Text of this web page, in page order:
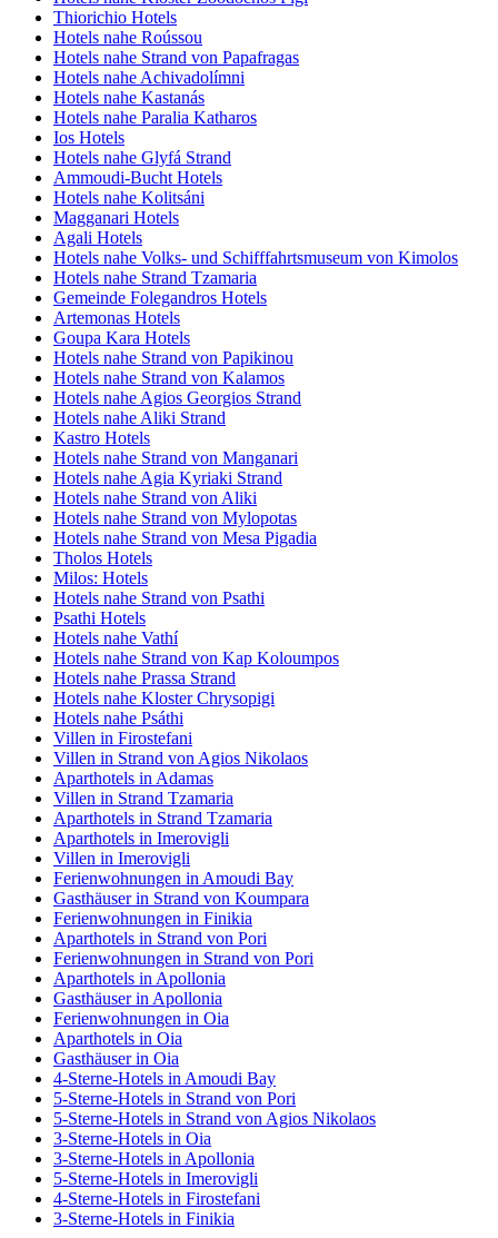
Thiorichio Hotels
Hotels nahe Roússou
Hotels nahe Strand von Papafragas
Hotels nahe Achivadolímni
Hotels nahe Kastanás
Hotels nahe Paralia Katharos
Ios Hotels
Hotels nahe Glyfá Strand
Ammoudi-Bucht Hotels
Hotels nahe Kolitsáni
Magganari Hotels
Agali Hotels
Hotels nahe Volks- und Schifffahrtsmuseum von Kimolos
Hotels nahe Strand Tzamaria
Gemeinde Folegandros Hotels
Artemonas Hotels
Goupa Kara Hotels
Hotels nahe Strand von Papikinou
Hotels nahe Strand von Kalamos
Hotels nahe Agios Georgios Strand
Hotels nahe Aliki Strand
Kastro Hotels
Hotels nahe Strand von Manganari
Hotels nahe Agia Kyriaki Strand
Hotels nahe Strand von Aliki
Hotels nahe Strand von Mylopotas
Hotels nahe Strand von Mesa Pigadia
Tholos Hotels
Milos: Hotels
Hotels nahe Strand von Psathi
Psathi Hotels
Hotels nahe Vathí
Hotels nahe Strand von Kap Koloumpos
Hotels nahe Prassa Strand
Hotels nahe Kloster Chrysopigi
Hotels nahe Psáthi
Villen in Firostefani
Villen in Strand von Agios Nikolaos
Aparthotels in Adamas
Villen in Strand Tzamaria
Aparthotels in Strand Tzamaria
Aparthotels in Imerovigli
Villen in Imerovigli
Ferienwohnungen in Amoudi Bay
Gasthäuser in Strand von Koumpara
Ferienwohnungen in Finikia
Aparthotels in Strand von Pori
Ferienwohnungen in Strand von Pori
Aparthotels in Apollonia
Gasthäuser in Apollonia
Ferienwohnungen in Oia
Aparthotels in Oia
Gasthäuser in Oia
4-Sterne-Hotels in Amoudi Bay
5-Sterne-Hotels in Strand von Pori
5-Sterne-Hotels in Strand von Agios Nikolaos
3-Sterne-Hotels in Oia
3-Sterne-Hotels in Apollonia
5-Sterne-Hotels in Imerovigli
4-Sterne-Hotels in Firostefani
3-Sterne-Hotels in Finikia